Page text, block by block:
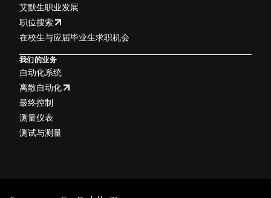
艾默生职业发展
职位搜索
在校生与应届毕业生求职机会
我们的业务
自动化系统
离散自动化
最终控制
测量仪表
测试与测量